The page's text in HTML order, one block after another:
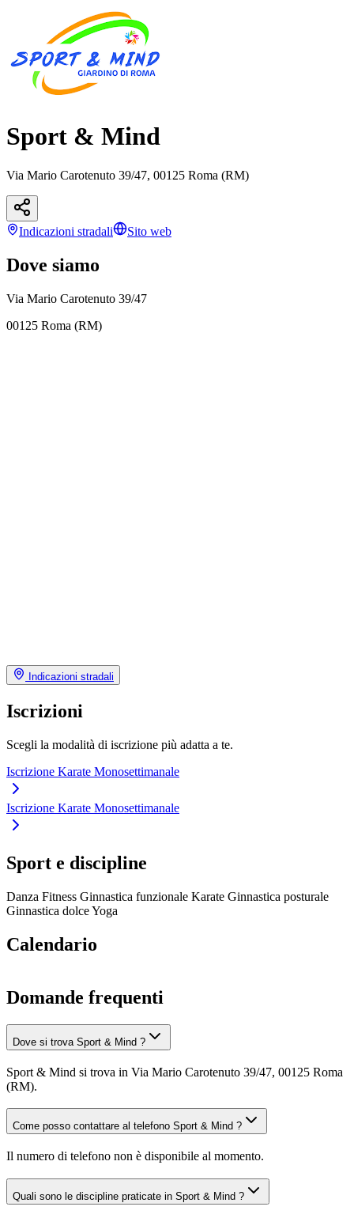
Sport & Mind
Via Mario Carotenuto 39/47, 00125 Roma (RM)
Indicazioni stradali Sito web
Dove siamo
Via Mario Carotenuto 39/47
00125 Roma (RM)
Indicazioni stradali
Iscrizioni
Scegli la modalità di iscrizione più adatta a te.
Iscrizione Karate Monosettimanale
Iscrizione Karate Monosettimanale
Sport e discipline
Danza Fitness Ginnastica funzionale Karate Ginnastica posturale
Ginnastica dolceYoga
Calendario
Domande frequenti
Dove si trova Sport & Mind ?
Sport & Mind si trova in Via Mario Carotenuto 39/47, 00125 Roma
(RM).
Come posso contattare al telefono Sport & Mind ?
Il numero di telefono non è disponibile al momento.
Quali sono le discipline praticate in Sport & Mind ?